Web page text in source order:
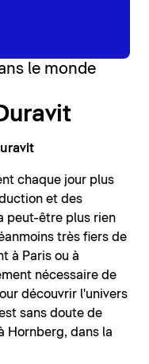
le monde
chaque jour plus
et des
peut-être plus rien
très fiers de
à Paris ou à
nécessaire de
découvrir l'univers
sans doute de
Hornberg, dans la